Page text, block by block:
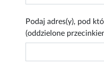
Podaj adres(y), pod
(oddzielone